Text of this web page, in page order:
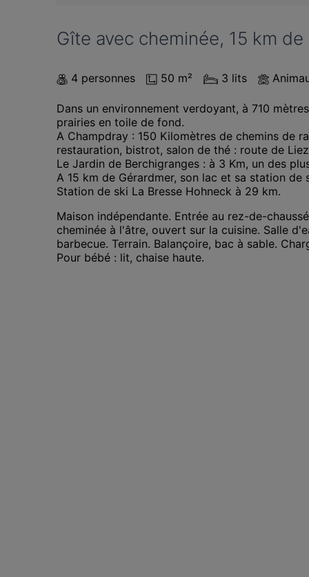
Gîte avec cheminée, 15 km
4 personnes 50 m² 3 lits
Dans un environnement verdoyant, à 710
prairies en toile de fond.
A Champdray : 150 Kilomètres de chemins de
restauration, bistrot, salon de thé : route de
Le Jardin de Berchigranges : à 3 Km, un des
A 15 km de Gérardmer, son lac et sa station de
Station de ski La Bresse Hohneck à 29 km.
Maison indépendante. Entrée au rez-de-
cheminée à l'âtre, ouvert sur la cuisine. Salle
barbecue. Terrain. Balançoire, bac à sable.
Pour bébé : lit, chaise haute.